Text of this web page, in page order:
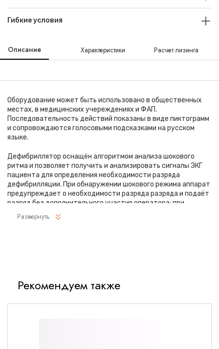
Гибкие условия
Описание Характеристики Расчет лизинга
Оборудование может быть использовано в общественных
местах, в медицинских учереждениях и ФАП.
Последовательность действий показаны в виде пиктограмм
и сопровождаются голосовыми подсказками на русском
языке.
Дефибриллятор оснащён алгоритмом анализа шокового
ритма и позволяет получить и анализировать сигналы ЭКГ
пациента для определения необходимости разряда
дефибрилляции. При обнаружении шокового режима аппарат
предупреждает о необходимости разряда разряда и подаёт
разряд без дополнительного участия оператора; при
обнаружении нешокового ритма дефибриллятор переходит в
режим сердечно-лёгочной реанимации.
оператором в случае обнаружения шокового ритма;
Кривая дефибрилляции: бифазная усечённая
Развернуть
Рекомендуем также